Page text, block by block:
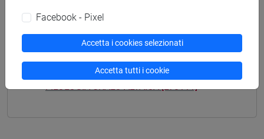
FILOLOGIA URALO-ALTAICA [LT0111]
Facebook - Pixel
Accetta i cookies selezionati
Accetta tutti i cookie